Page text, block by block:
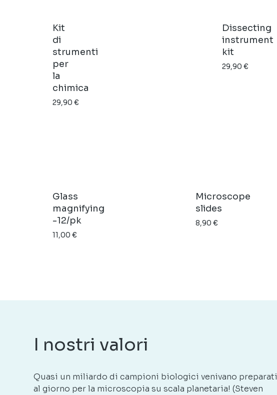
Kit
di
strumenti
per
la
chimica
29,90€
Dissecting
instrument
kit
29,90€
Glass
magnifying
-12/pk
11,00€
Microscope
slides
8,90€
I nostri valori
Quasi un miliardo di campioni biologici venivano preparati
al giorno per la microscopia su scala planetaria! (Steven